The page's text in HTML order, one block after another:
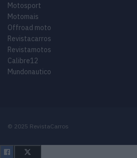
Motosport
Motomais
Offroad moto
Revistacarros
Revistamotos
Calibre12
Mundonautico
© 2025 RevistaCarros